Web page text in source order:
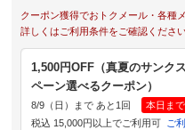
クーポン獲得でおトクメール・各種
詳しくはご利用条件をご確認ください
1,500円OFF（真夏のサンク
ペーン選べるクーポン）
8/9（日）まで あと1回
本日まで
税込 15,000円以上でご利用可 ご